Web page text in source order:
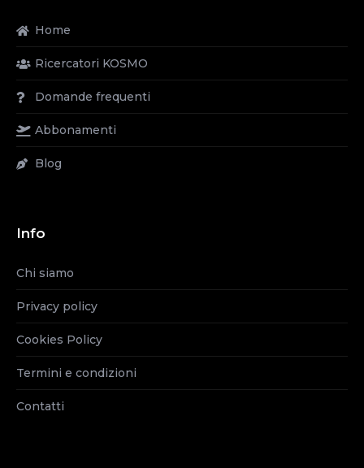
Home
Ricercatori KOSMO
Domande frequenti
Abbonamenti
Blog
Info
Chi siamo
Privacy policy
Cookies Policy
Termini e condizioni
Contatti